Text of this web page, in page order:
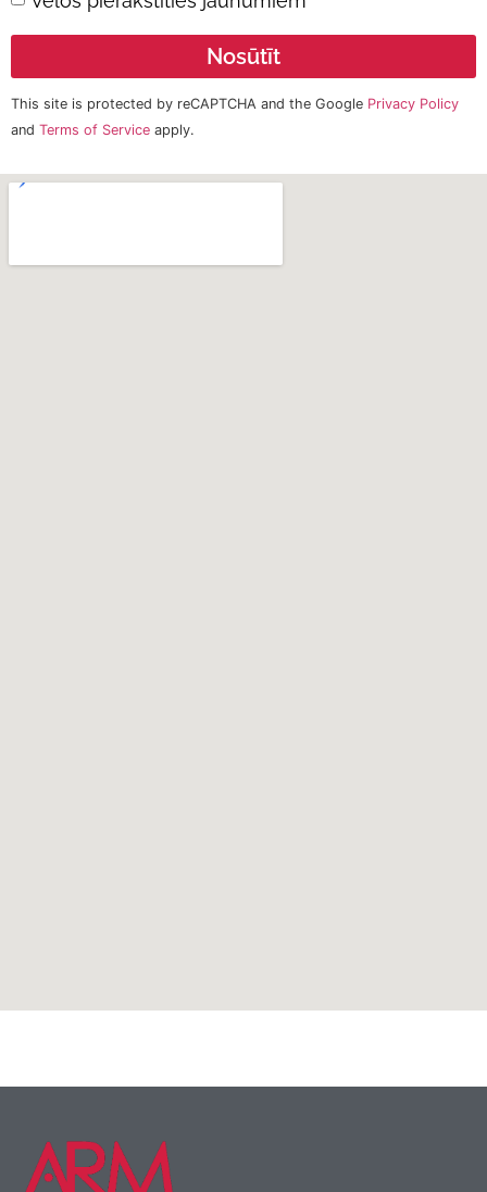
Nosūtīt
This site is protected by reCAPTCHA and the Google Privacy Policy
and Terms of Service apply.
Blachotrapez